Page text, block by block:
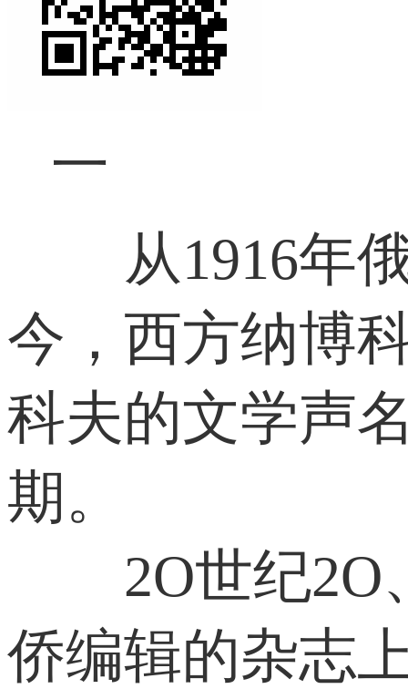
一
从1916年俄
今，西方纳博
科夫的文学声
期。
2O世纪2O、
侨编辑的杂志